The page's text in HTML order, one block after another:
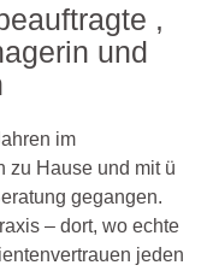
,
und
im
zu Hause und mit ü
gegangen.
– dort, wo echte
jeden